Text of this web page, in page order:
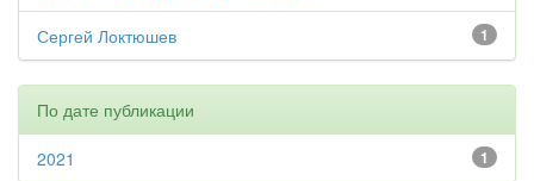
1
Сергей Локтюшев
По дате публикации
1
2021